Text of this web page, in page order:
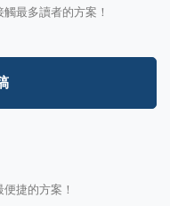
最多讀者的方案！
捷的方案！